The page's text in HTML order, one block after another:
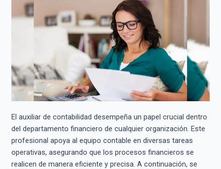
El auxiliar de contabilidad desempeña un papel crucial dentro
del departamento financiero de cualquier organización. Este
profesional apoya al equipo contable en diversas tareas
operativas, asegurando que los procesos financieros se
realicen de manera eficiente y precisa. A continuación, se